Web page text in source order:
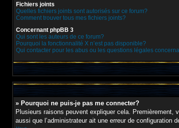
Fichiers joints
Quelles fichiers joints sont autorisés sur ce forum?
Comment trouver tous mes fichiers joints?
Concernant phpBB 3
Qui sont les auteurs de ce forum?
Pourquoi la fonctionnalité X n’est pas disponible?
Qui contacter pour les abus ou les questions légales
» Pourquoi ne puis-je pas me connecter?
Plusieurs raisons peuvent expliquer cela. Premièrement,
aussi que l’administrateur ait une erreur de configuration